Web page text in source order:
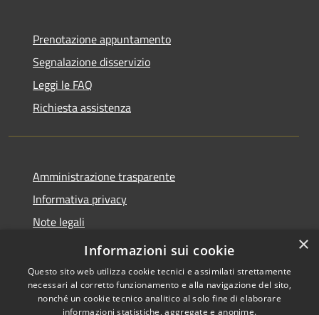
Prenotazione appuntamento
Segnalazione disservizio
Leggi le FAQ
Richiesta assistenza
Amministrazione trasparente
Informativa privacy
Note legali
Dichiarazione di accessibilità
×
Informazioni sui cookie
Questo sito web utilizza cookie tecnici e assimilati strettamente
necessari al corretto funzionamento e alla navigazione del sito,
nonché un cookie tecnico analitico al solo fine di elaborare
informazioni statistiche, aggregate e anonime.